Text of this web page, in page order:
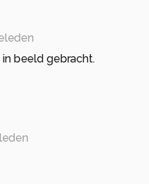
in beeld gebracht.